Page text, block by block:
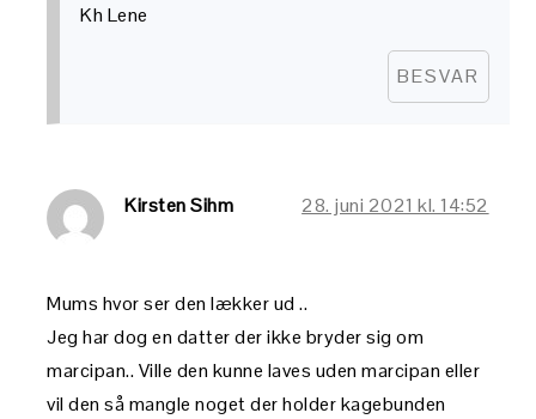
Kh Lene
BESVAR
Kirsten Sihm 28. juni 2021 kl. 14:52
Mums hvor ser den lækker ud ..
Jeg har dog en datter der ikke bryder sig om
marcipan.. Ville den kunne laves uden marcipan eller
vil den så mangle noget der holder kagebunden